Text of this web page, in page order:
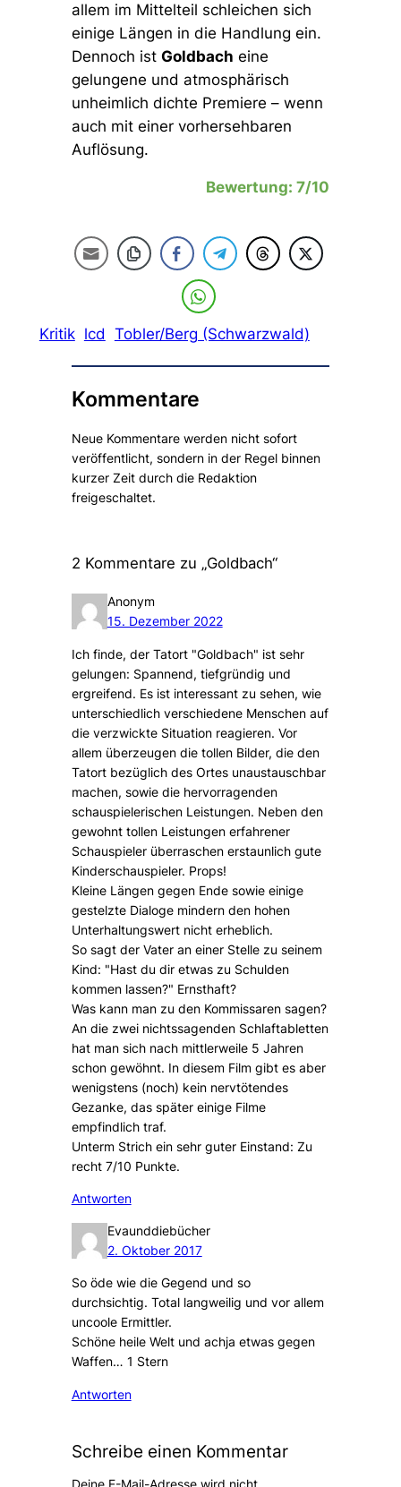
allem im Mittelteil schleichen sich
einige Längen in die Handlung ein.
Dennoch ist Goldbach eine
gelungene und atmosphärisch
unheimlich dichte Premiere – wenn
auch mit einer vorhersehbaren
Auflösung.
Bewertung: 7/10
Kritik lcd Tobler/Berg (Schwarzwald)
Kommentare
Neue Kommentare werden nicht sofort
veröffentlicht, sondern in der Regel binnen
kurzer Zeit durch die Redaktion
freigeschaltet.
2 Kommentare zu „Goldbach“
Anonym
15. Dezember 2022
Ich finde, der Tatort "Goldbach" ist sehr
gelungen: Spannend, tiefgründig und
ergreifend. Es ist interessant zu sehen, wie
unterschiedlich verschiedene Menschen auf
die verzwickte Situation reagieren. Vor
allem überzeugen die tollen Bilder, die den
Tatort bezüglich des Ortes unaustauschbar
machen, sowie die hervorragenden
schauspielerischen Leistungen. Neben den
gewohnt tollen Leistungen erfahrener
Schauspieler überraschen erstaunlich gute
Kinderschauspieler. Props!
Kleine Längen gegen Ende sowie einige
gestelzte Dialoge mindern den hohen
Unterhaltungswert nicht erheblich.
So sagt der Vater an einer Stelle zu seinem
Kind: "Hast du dir etwas zu Schulden
kommen lassen?" Ernsthaft?
Was kann man zu den Kommissaren sagen?
An die zwei nichtssagenden Schlaftabletten
hat man sich nach mittlerweile 5 Jahren
schon gewöhnt. In diesem Film gibt es aber
wenigstens (noch) kein nervtötendes
Gezanke, das später einige Filme
empfindlich traf.
Unterm Strich ein sehr guter Einstand: Zu
recht 7/10 Punkte.
Antworten
Evaunddiebücher
2. Oktober 2017
So öde wie die Gegend und so
durchsichtig. Total langweilig und vor allem
uncoole Ermittler.
Schöne heile Welt und achja etwas gegen
Waffen… 1 Stern
Antworten
Schreibe einen Kommentar